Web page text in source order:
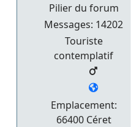
Pilier du forum
Messages: 14202
Touriste
contemplatif
Emplacement:
66400 Céret